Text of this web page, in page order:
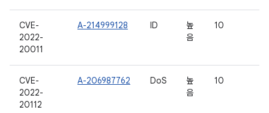
CVE-
2022-
20011
A-214999128 ID
높
음
10
CVE-
2022-
20112
A-206987762 DoS
높
음
10